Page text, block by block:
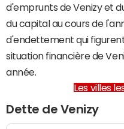
d'emprunts de Venizy et
du capital au cours de
d'endettement qui
situation financière de
année.
Les villes
Dette de Venizy